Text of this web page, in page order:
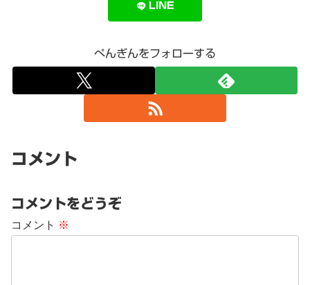
LINE
ぺんぎんをフォローする
コメント
コメントをどうぞ
コメント ※